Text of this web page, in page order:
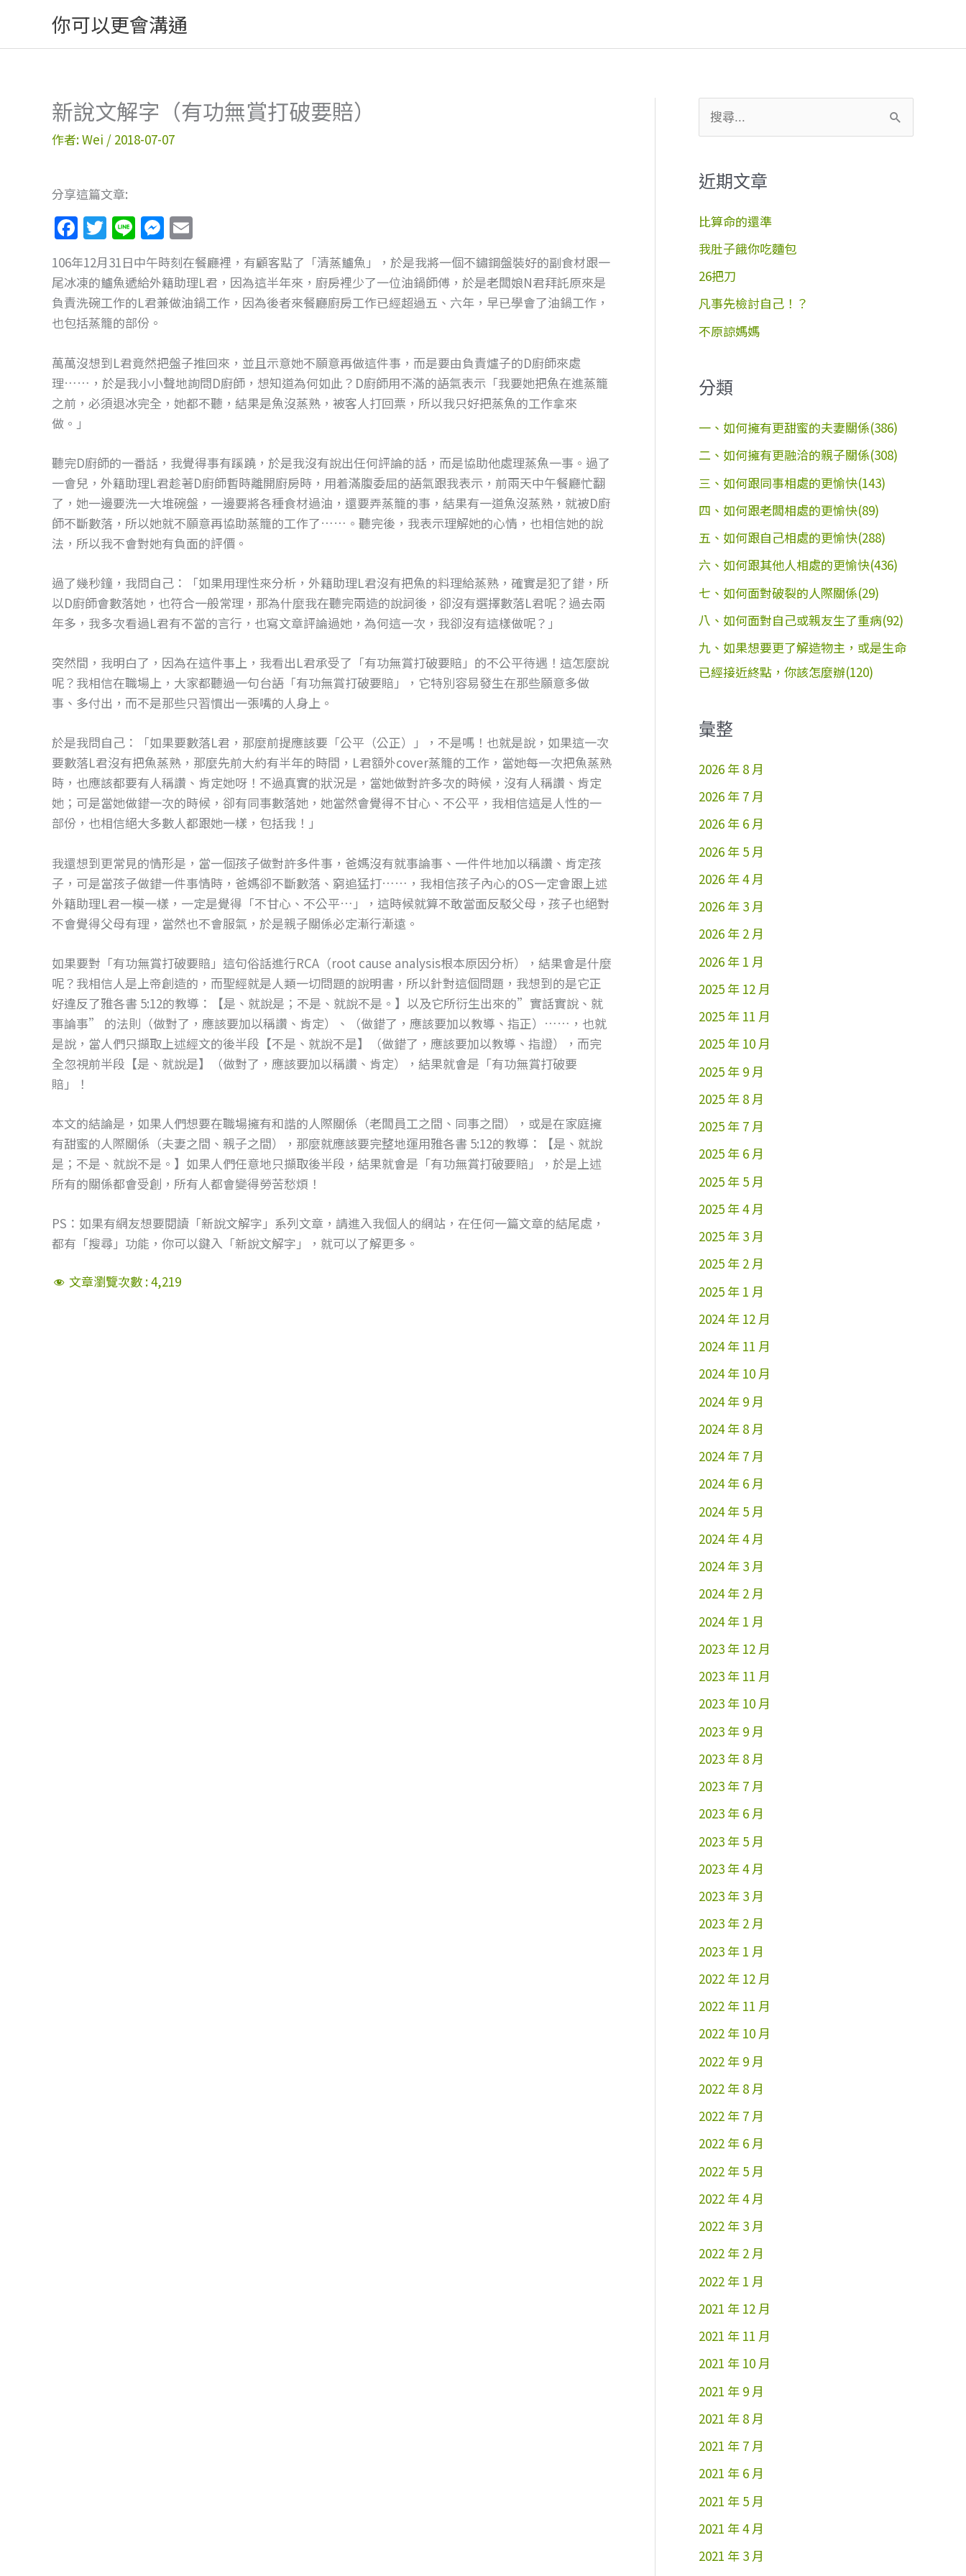
主
你可以更會溝通
新說文解字（有功無賞打破要賠）
作者:Wei / 2018-07-07
分享這篇文章:
F
a
c
e
b
o
k
T
w
itt
er
Li
n
e
M
e
ss
e
n
er
m
ai
l
106年12月31日中午時刻在餐廳裡，有顧客點了「清蒸鱸魚」，於是我將一個不鏽鋼盤裝好的副食材跟一
尾冰凍的鱸魚遞給外籍助理L君，因為這半年來，廚房裡少了一位油鍋師傅，於是老闆娘N君拜託原來是
負責洗碗工作的L君兼做油鍋工作，因為後者來餐廳廚房工作已經超過五、六年，早已學會了油鍋工作，
也包括蒸籠的部份。
萬萬沒想到L君竟然把盤子推回來，並且示意她不願意再做這件事，而是要由負責爐子的D廚師來處
理……，於是我小小聲地詢問D廚師，想知道為何如此？D廚師用不滿的語氣表示「我要她把魚在進蒸籠
之前，必須退冰完全，她都不聽，結果是魚沒蒸熟，被客人打回票，所以我只好把蒸魚的工作拿來
做。」
聽完D廚師的一番話，我覺得事有蹊蹺，於是我沒有說出任何評論的話，而是協助他處理蒸魚一事。過了
一會兒，外籍助理L君趁著D廚師暫時離開廚房時，用着滿腹委屈的語氣跟我表示，前兩天中午餐廳忙翻
了，她一邊要洗一大堆碗盤，一邊要將各種食材過油，還要弄蒸籠的事，結果有一道魚沒蒸熟，就被D廚
師不斷數落，所以她就不願意再協助蒸籠的工作了……。聽完後，我表示理解她的心情，也相信她的說
法，所以我不會對她有負面的評價。
過了幾秒鐘，我問自己：「如果用理性來分析，外籍助理L君沒有把魚的料理給蒸熟，確實是犯了錯，所
以D廚師會數落她，也符合一般常理，那為什麼我在聽完兩造的說詞後，卻沒有選擇數落L君呢？過去兩
年多，我多次看過L君有不當的言行，也寫文章評論過她，為何這一次，我卻沒有這樣做呢？」
突然間，我明白了，因為在這件事上，我看出L君承受了「有功無賞打破要賠」的不公平待遇！這怎麼說
呢？我相信在職場上，大家都聽過一句台語「有功無賞打破要賠」，它特別容易發生在那些願意多做
事、多付出，而不是那些只習慣出一張嘴的人身上。
於是我問自己：「如果要數落L君，那麼前提應該要「公平（公正）」，不是嗎！也就是說，如果這一次
要數落L君沒有把魚蒸熟，那麼先前大約有半年的時間，L君額外cover蒸籠的工作，當她每一次把魚蒸熟
時，也應該都要有人稱讚、肯定她呀！不過真實的狀況是，當她做對許多次的時候，沒有人稱讚、肯定
她；可是當她做錯一次的時候，卻有同事數落她，她當然會覺得不甘心、不公平，我相信這是人性的一
部份，也相信絕大多數人都跟她一樣，包括我！」
我還想到更常見的情形是，當一個孩子做對許多件事，爸媽沒有就事論事、一件件地加以稱讚、肯定孩
子，可是當孩子做錯一件事情時，爸媽卻不斷數落、窮追猛打……，我相信孩子內心的OS一定會跟上述
外籍助理L君一模一樣，一定是覺得「不甘心、不公平…」，這時候就算不敢當面反駁父母，孩子也絕對
不會覺得父母有理，當然也不會服氣，於是親子關係必定漸行漸遠。
如果要對「有功無賞打破要賠」這句俗話進行RCA（root cause analysis根本原因分析），結果會是什麼
呢？我相信人是上帝創造的，而聖經就是人類一切問題的說明書，所以針對這個問題，我想到的是它正
好違反了雅各書 5:12的教導：【是、就說是；不是、就說不是。】以及它所衍生出來的”實話實說、就
事論事” 的法則（做對了，應該要加以稱讚、肯定）、（做錯了，應該要加以教導、指正）……，也就
是說，當人們只擷取上述經文的後半段【不是、就說不是】（做錯了，應該要加以教導、指證），而完
全忽視前半段【是、就說是】（做對了，應該要加以稱讚、肯定），結果就會是「有功無賞打破要
賠」！
本文的結論是，如果人們想要在職場擁有和諧的人際關係（老闆員工之間、同事之間），或是在家庭擁
有甜蜜的人際關係（夫妻之間、親子之間），那麼就應該要完整地運用雅各書 5:12的教導：【是、就說
是；不是、就說不是。】如果人們任意地只擷取後半段，結果就會是「有功無賞打破要賠」，於是上述
所有的關係都會受創，所有人都會變得勞苦愁煩！
PS：如果有網友想要閱讀「新說文解字」系列文章，請進入我個人的網站，在任何一篇文章的結尾處，
都有「搜尋」功能，你可以鍵入「新說文解字」，就可以了解更多。
文章瀏覽次數 :4,219
尋
鍵
字
:
近期文章
比算命的還準
我肚子餓你吃麵包
26把刀
凡事先檢討自己！？
不原諒媽媽
分類
一、如何擁有更甜蜜的夫妻關係(386)
二、如何擁有更融洽的親子關係(308)
三、如何跟同事相處的更愉快(143)
四、如何跟老闆相處的更愉快(89)
五、如何跟自己相處的更愉快(288)
六、如何跟其他人相處的更愉快(436)
七、如何面對破裂的人際關係(29)
八、如何面對自己或親友生了重病(92)
九、如果想要更了解造物主，或是生命
已經接近終點，你該怎麼辦(120)
彙整
2026 年 8 月
2026 年 7 月
2026 年 6 月
2026 年 5 月
2026 年 4 月
2026 年 3 月
2026 年 2 月
2026 年 1 月
2025 年 12 月
2025 年 11 月
2025 年 10 月
2025 年 9 月
2025 年 8 月
2025 年 7 月
2025 年 6 月
2025 年 5 月
2025 年 4 月
2025 年 3 月
2025 年 2 月
2025 年 1 月
2024 年 12 月
2024 年 11 月
2024 年 10 月
2024 年 9 月
2024 年 8 月
2024 年 7 月
2024 年 6 月
2024 年 5 月
2024 年 4 月
2024 年 3 月
2024 年 2 月
2024 年 1 月
2023 年 12 月
2023 年 11 月
2023 年 10 月
2023 年 9 月
2023 年 8 月
2023 年 7 月
2023 年 6 月
2023 年 5 月
2023 年 4 月
2023 年 3 月
2023 年 2 月
2023 年 1 月
2022 年 12 月
2022 年 11 月
2022 年 10 月
2022 年 9 月
2022 年 8 月
2022 年 7 月
2022 年 6 月
2022 年 5 月
2022 年 4 月
2022 年 3 月
2022 年 2 月
2022 年 1 月
2021 年 12 月
2021 年 11 月
2021 年 10 月
2021 年 9 月
2021 年 8 月
2021 年 7 月
2021 年 6 月
2021 年 5 月
2021 年 4 月
2021 年 3 月